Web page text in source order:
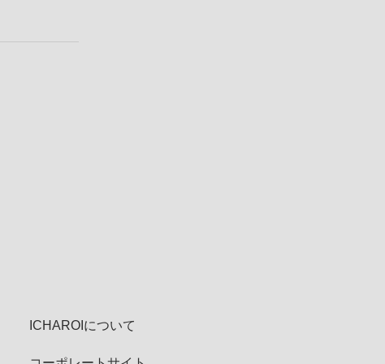
ICHAROIについて